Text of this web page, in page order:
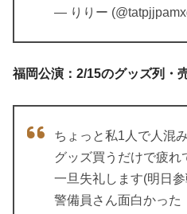
— りりー
福岡公演：2/15のグッズ列・
ちょっと私1人で人混
グッズ買うだけで疲れ
一旦失礼します(明日
警備員さん面白かった